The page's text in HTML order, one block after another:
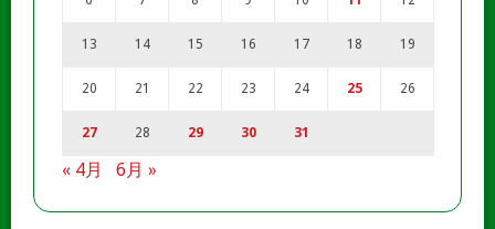
13 14 15 16 17 18 19
20 21 22 23 24 25 26
27 28 29 30 31
« 4月 6月 »